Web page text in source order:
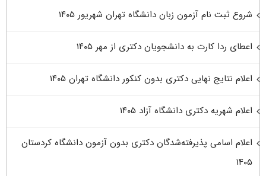
شروع ثبت نام آزمون زبان دانشگاه تهران شهریور ۱۴۰۵
اعطای ردا کارت به دانشجویان دکتری از مهر ۱۴۰۵
اعلام نتایج نهایی دکتری بدون کنکور دانشگاه تهران ۱۴۰۵
اعلام شهریه دکتری دانشگاه آزاد ۱۴۰۵
اعلام اسامی پذیرفته‌شدگان دکتری بدون آزمون دانشگاه کردستان
۱۴۰۵